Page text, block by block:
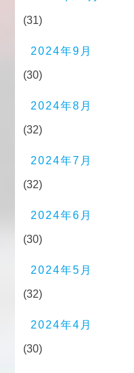
(31)
2024年9月
(30)
2024年8月
(32)
2024年7月
(32)
2024年6月
(30)
2024年5月
(32)
2024年4月
(30)